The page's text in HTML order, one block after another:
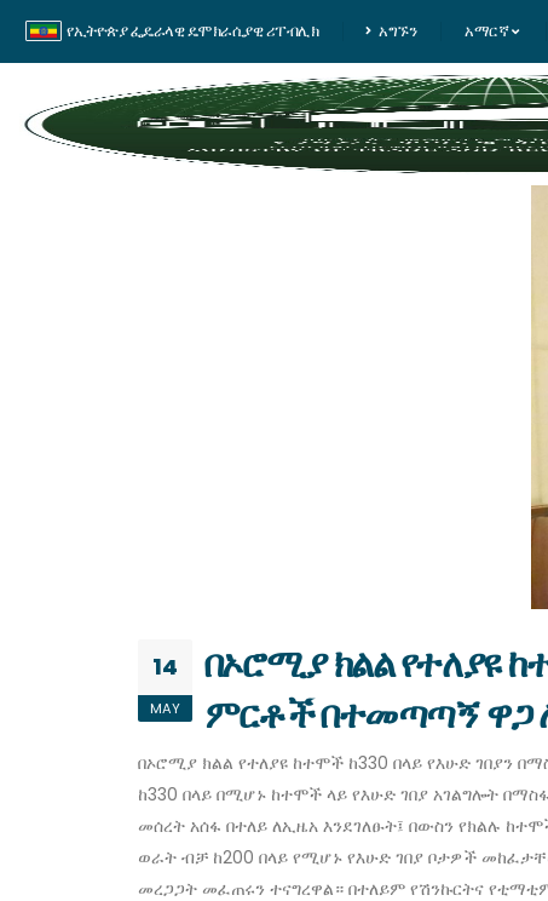
የኢትዮጵያ ፌዴራላዊ ዴሞክራሲያዊ ሪፐብሊክ አግኙን አማርኛ
14
MAY
በኦሮሚያ ክልል የተለያዩ
ምርቶች በተመጣጣኝ ዋጋ
በኦሮሚያ ክልል የተለያዩ ከተሞች ከ330 በላይ የእሁድ ገበያን
ከ330 በላይ በሚሆኑ ከተሞች ላይ የእሁድ ገበያ አገልግሎት
መሰረት አሰፋ በተለይ ለኢዜአ እንደገለፁት፤ በውስን የክልሉ
ወራት ብቻ ከ200 በላይ የሚሆኑ የእሁድ ገበያ ቦታዎች
መረጋጋት መፈጠሩን ተናግረዋል። በተለይም የሽንኩርትና